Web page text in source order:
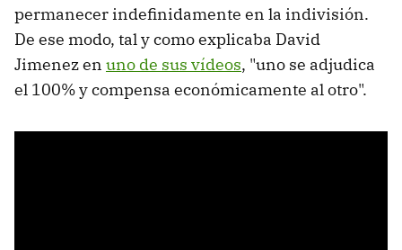
permanecer indefinidamente en la indivisión.
De ese modo, tal y como explicaba David
Jimenez en uno de sus vídeos, "uno se adjudica
el 100% y compensa económicamente al otro".